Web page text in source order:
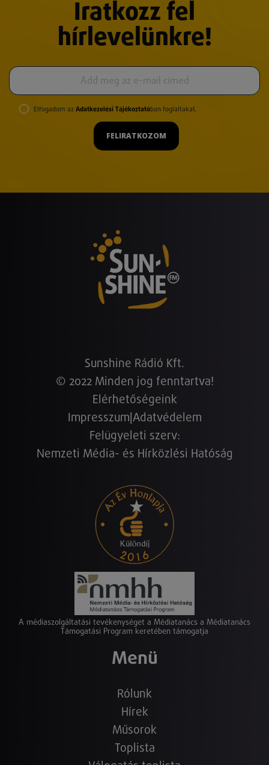
Iratkozz fel
hírlevelünkre!
Elfogadom az Adatkezelési Tájékoztatóban foglaltakat.
FELIRATKOZOM
Sunshine Rádió Kft.
© 2022 Minden jog fenntartva!
Elérhetőségeink
Impresszum Adatvédelem
Felügyeleti szerv:
Nemzeti Média- és Hírközlési Hatóság
A médiaszolgáltatási tevékenységet a Médiatanács a Médiatanács
Támogatási Program keretében támogatja
Menü
Rólunk
Hírek
Műsorok
Toplista